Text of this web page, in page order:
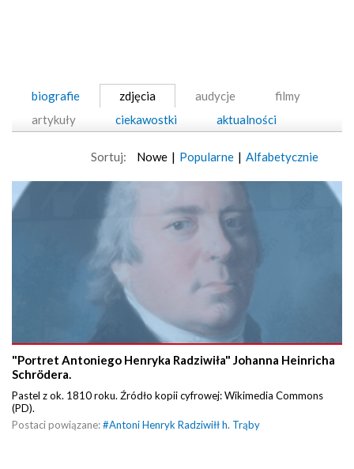
biografie zdjęcia audycje
filmy
artykuły
ciekawostki aktualności
Sortuj: Nowe | Popularne | Alfabetycznie
"Portret Antoniego Henryka Radziwiła" Johanna Heinricha
Schrödera.
Pastel z ok. 1810 roku. Źródło kopii cyfrowej: Wikimedia Commons
(PD).
Postaci powiązane:#Antoni Henryk Radziwiłł h. Trąby